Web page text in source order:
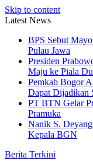
Skip to content
Latest News
BPS Sebut
Pulau Jawa
Presiden
Maju ke Piala
Pemkab Bogor
Dapat Dijadikan
PT BTN Gelar
Pramuka
Nanik S.
Kepala BGN
Berita Terkini